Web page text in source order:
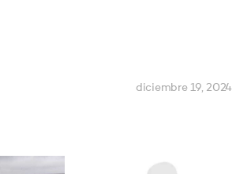
diciembre 19, 2024